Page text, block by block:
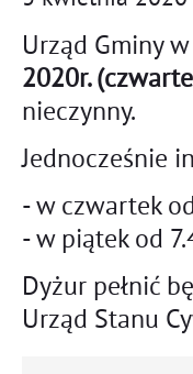
Urząd Gminy
2020r.
nieczynny.
Jednocześnie
- w czwartek
- w piątek od
Dyżur pełnić
Urząd Stanu